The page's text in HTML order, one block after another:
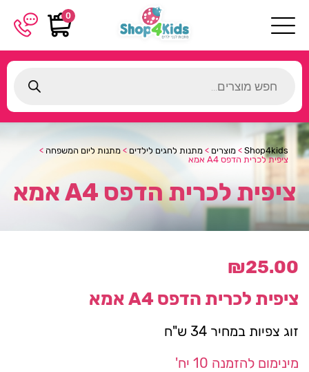
0
search
Shop4kids
> מוצרים > מתנות לחגים לילדים > מתנות ליום המשפחה >
ציפית לכרית הדפס A4 אמא
ציפית לכרית הדפס A4 אמא
₪25.00
ציפית לכרית הדפס A4 אמא
זוג צפיות במחיר 34 ש"ח
מינימום להזמנה 10 יח'